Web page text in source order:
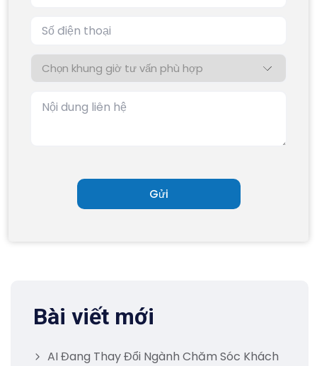
Bài viết mới
AI Đang Thay Đổi Ngành Chăm Sóc Khách